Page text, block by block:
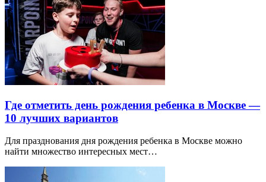
Где отметить день рождения ребенка в Москве —
10 лучших вариантов
Для празднования дня рождения ребенка в Москве можно
найти множество интересных мест…